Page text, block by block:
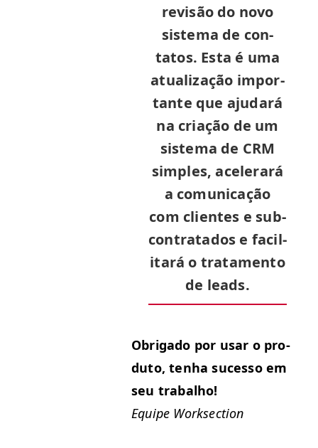
revisão do novo
sis­tema de con­
tatos. Esta é uma
atu­al­iza­ção impor­
tante que aju­dará
na cri­ação de um
sis­tema de CRM
sim­ples, acel­er­ará
a comu­ni­cação
com clientes e sub­
con­trata­dos e facil­
i­tará o trata­men­to
de leads.
Obri­ga­do por usar o pro­
du­to, ten­ha suces­so em
seu trabalho!
Equipe Work­sec­tion